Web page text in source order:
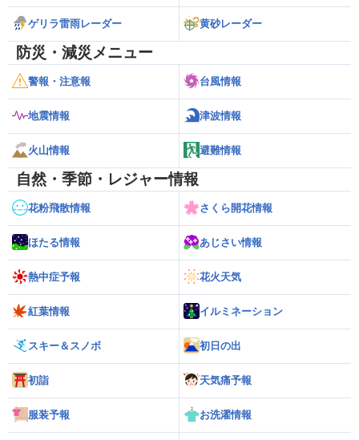
ゲリラ雷雨レーダー 黄砂レーダー
防災・減災メニュー
警報・注意報 台風情報
地震情報 津波情報
火山情報 避難情報
自然・季節・レジャー情報
花粉飛散情報 さくら開花情報
ほたる情報 あじさい情報
熱中症予報 花火天気
紅葉情報 イルミネーション
スキー＆スノボ 初日の出
初詣 天気痛予報
服装予報 お洗濯情報